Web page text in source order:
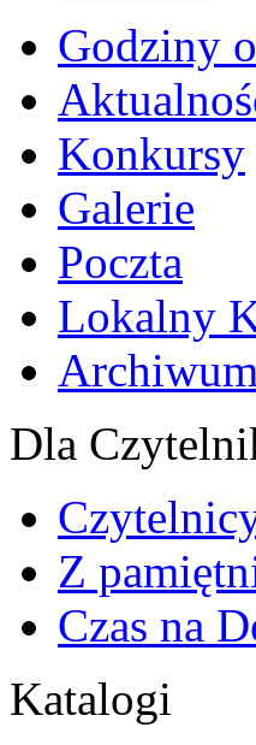
Godziny
Konkursy
Galerie
Poczta
Lokalny
Archiwum
Dla
Z
Czas na
Katalogi